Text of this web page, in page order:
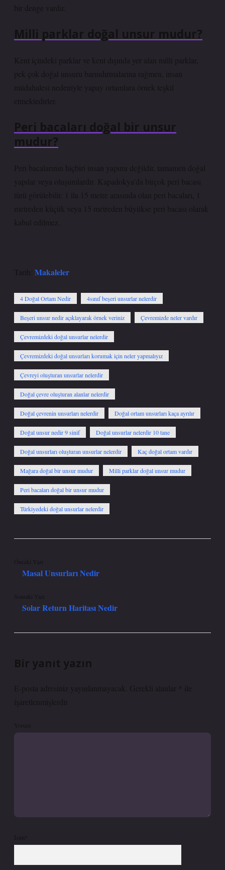
bir denge vardır.
Milli parklar doğal unsur mudur?
Kent içindeki parklar ve kent dışında yer alan milli parklar,
pek çok doğal unsuru barındırmalarına rağmen, insan
müdahalesi nedeniyle yapay ortamlara örnek teşkil
etmektedirler.
Peri bacaları doğal bir unsur
mudur?
Peri bacalarının hiçbiri insan yapımı değildir, tamamen doğal
yapılar veya oluşumlardır. Kapadokya’da birçok peri bacası
türü görülebilir. 1 ila 15 metre arasında olan peri bacaları, 1
metreden küçük veya 15 metreden büyükse peri bacası olarak
kabul edilmez.
Tarih: Makaleler
4 Doğal Ortam Nedir 4sınıf beşeri unsurlar nelerdir
Beşeri unsur nedir açıklayarak örnek veriniz Çevremizde neler vardır
Çevremizdeki doğal unsurlar nelerdir
Çevremizdeki doğal unsurları korumak için neler yapmalıyız
Çevreyi oluşturan unsurlar nelerdir
Doğal çevre oluşturan alanlar nelerdir
Doğal çevrenin unsurları nelerdir Doğal ortam unsurları kaça ayrılır
Doğal unsur nedir 9 sinif Doğal unsurlar nelerdir 10 tane
Doğal unsurları oluşturan unsurlar nelerdir Kaç doğal ortam vardır
Mağara doğal bir unsur mudur Milli parklar doğal unsur mudur
Peri bacaları doğal bir unsur mudur
Türkiyedeki doğal unsurlar nelerdir
Önceki Yazı
Masal Unsurları Nedir
Sonraki Yazı
Solar Return Haritası Nedir
Bir yanıt yazın
E-posta adresiniz yayınlanmayacak. Gerekli alanlar
ile
işaretlenmişlerdir
Yorum
İsim*